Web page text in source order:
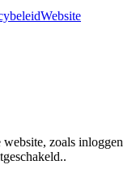
Website
zoals inloggen